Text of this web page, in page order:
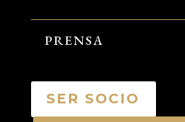
PRENSA
SER SOCIO